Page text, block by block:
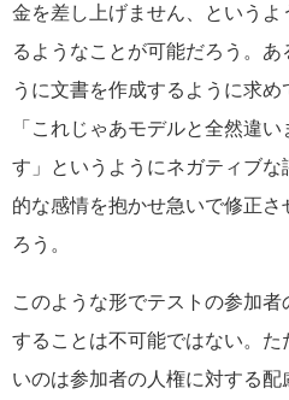
金を差し上げません、という
るようなことが可能だろう。
うに文書を作成するように求
「これじゃあモデルと全然違
す」というようにネガティブ
的な感情を抱かせ急いで修正
ろう。
このような形でテストの参加
することは不可能ではない。
いのは参加者の人権に対する